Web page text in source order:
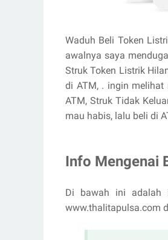
Waduh Beli Token
awalnya saya
Struk Token Listrik
di ATM, . ingin
ATM, Struk Tidak
mau habis, lalu beli di
Info Mengenai
Di bawah ini adalah
www.thalitapulsa.com